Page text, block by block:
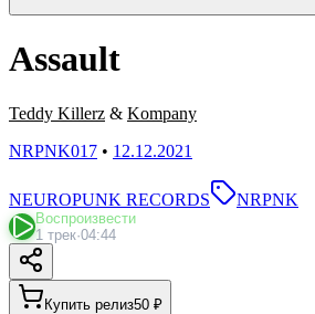
Assault
Teddy Killerz & Kompany
NRPNK017 • 12.12.2021
NEUROPUNK RECORDS NRPNK
Воспроизвести
1 трек·04:44
Купить релиз50 ₽